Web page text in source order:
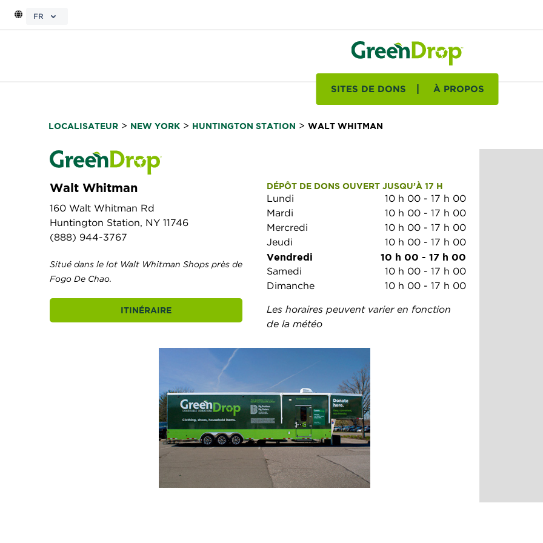
FR
SITES DE DONS À PROPOS
LOCALISATEUR> NEW YORK> HUNTINGTON STATION > WALT WHITMAN
Walt Whitman
160 Walt Whitman Rd
Huntington Station, NY 11746
(888) 944-3767
Situé dans le lot Walt Whitman Shops près de
Fogo De Chao.
ITINÉRAIRE
DÉPÔT DE DONS OUVERT JUSQU’À 17 H
Lundi 10 h 00- 17 h 00
Mardi
10 h 00- 17 h 00
Mercredi
10 h 00- 17 h 00
Jeudi
10 h 00- 17 h 00
Vendredi 10 h 00 - 17 h 00
Samedi 10 h 00- 17 h 00
Dimanche
10 h 00- 17 h 00
Les horaires peuvent varier en fonction
de la météo